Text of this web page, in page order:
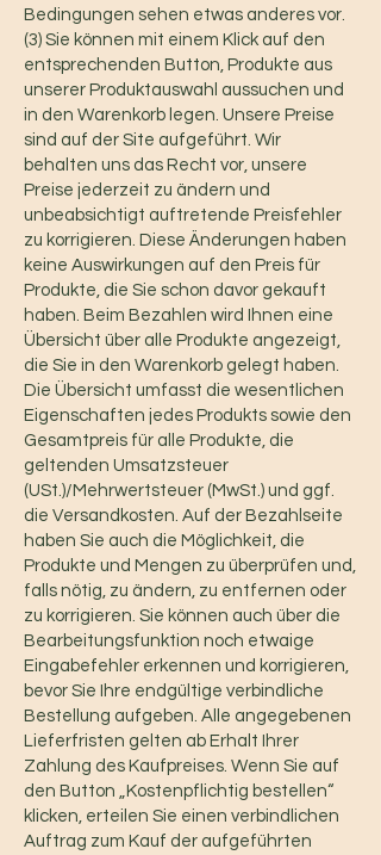
Bedingungen sehen etwas anderes vor.
(3) Sie können mit einem Klick auf den
entsprechenden Button, Produkte aus
unserer Produktauswahl aussuchen und
in den Warenkorb legen. Unsere Preise
sind auf der Site aufgeführt. Wir
behalten uns das Recht vor, unsere
Preise jederzeit zu ändern und
unbeabsichtigt auftretende Preisfehler
zu korrigieren. Diese Änderungen haben
keine Auswirkungen auf den Preis für
Produkte, die Sie schon davor gekauft
haben. Beim Bezahlen wird Ihnen eine
Übersicht über alle Produkte angezeigt,
die Sie in den Warenkorb gelegt haben.
Die Übersicht umfasst die wesentlichen
Eigenschaften jedes Produkts sowie den
Gesamtpreis für alle Produkte, die
geltenden Umsatzsteuer
(USt.)/Mehrwertsteuer (MwSt.) und ggf.
die Versandkosten. Auf der Bezahlseite
haben Sie auch die Möglichkeit, die
Produkte und Mengen zu überprüfen und,
falls nötig, zu ändern, zu entfernen oder
zu korrigieren. Sie können auch über die
Bearbeitungsfunktion noch etwaige
Eingabefehler erkennen und korrigieren,
bevor Sie Ihre endgültige verbindliche
Bestellung aufgeben. Alle angegebenen
Lieferfristen gelten ab Erhalt Ihrer
Zahlung des Kaufpreises. Wenn Sie auf
den Button „Kostenpflichtig bestellen“
klicken, erteilen Sie einen verbindlichen
Auftrag zum Kauf der aufgeführten